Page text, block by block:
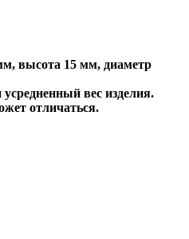
высота 15 мм, диаметр
усредненный вес изделия.
отличаться.